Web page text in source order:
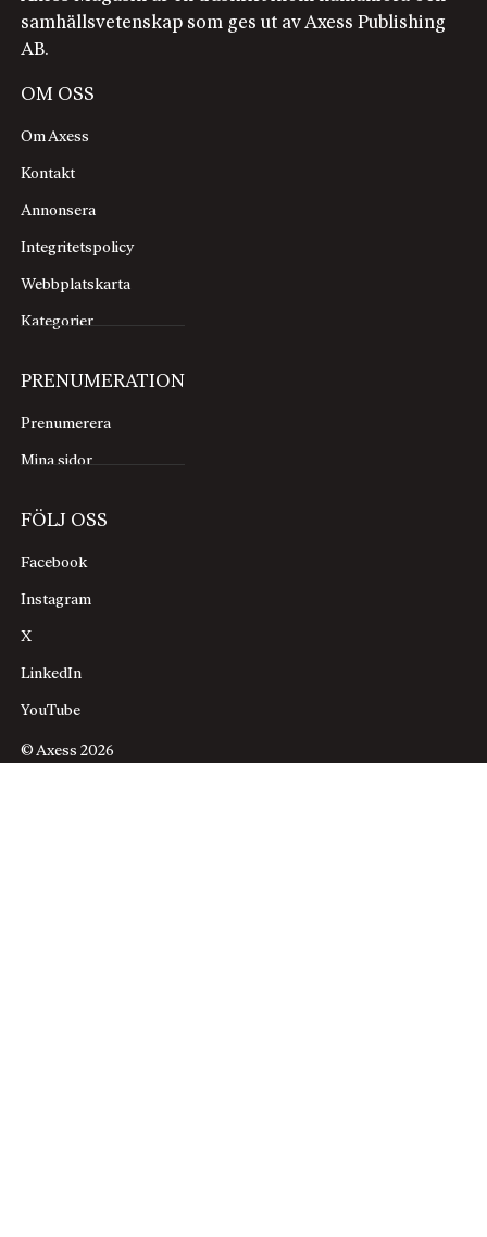
samhällsvetenskap som ges ut av Axess Publishing
AB.
OM OSS
Om Axess
Kontakt
Annonsera
Integritetspolicy
Webbplatskarta
Kategorier
PRENUMERATION
Prenumerera
Mina sidor
FÖLJ OSS
Facebook
Instagram
X
LinkedIn
YouTube
© Axess 2026